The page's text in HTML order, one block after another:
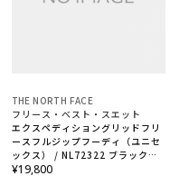
THE NORTH FACE
フリース・ベスト・スエット
エクスペディショングリッドフリ
ースフルジップフーディ（ユニセ
ックス） / NL72322 ブラック
（K）
¥19,800